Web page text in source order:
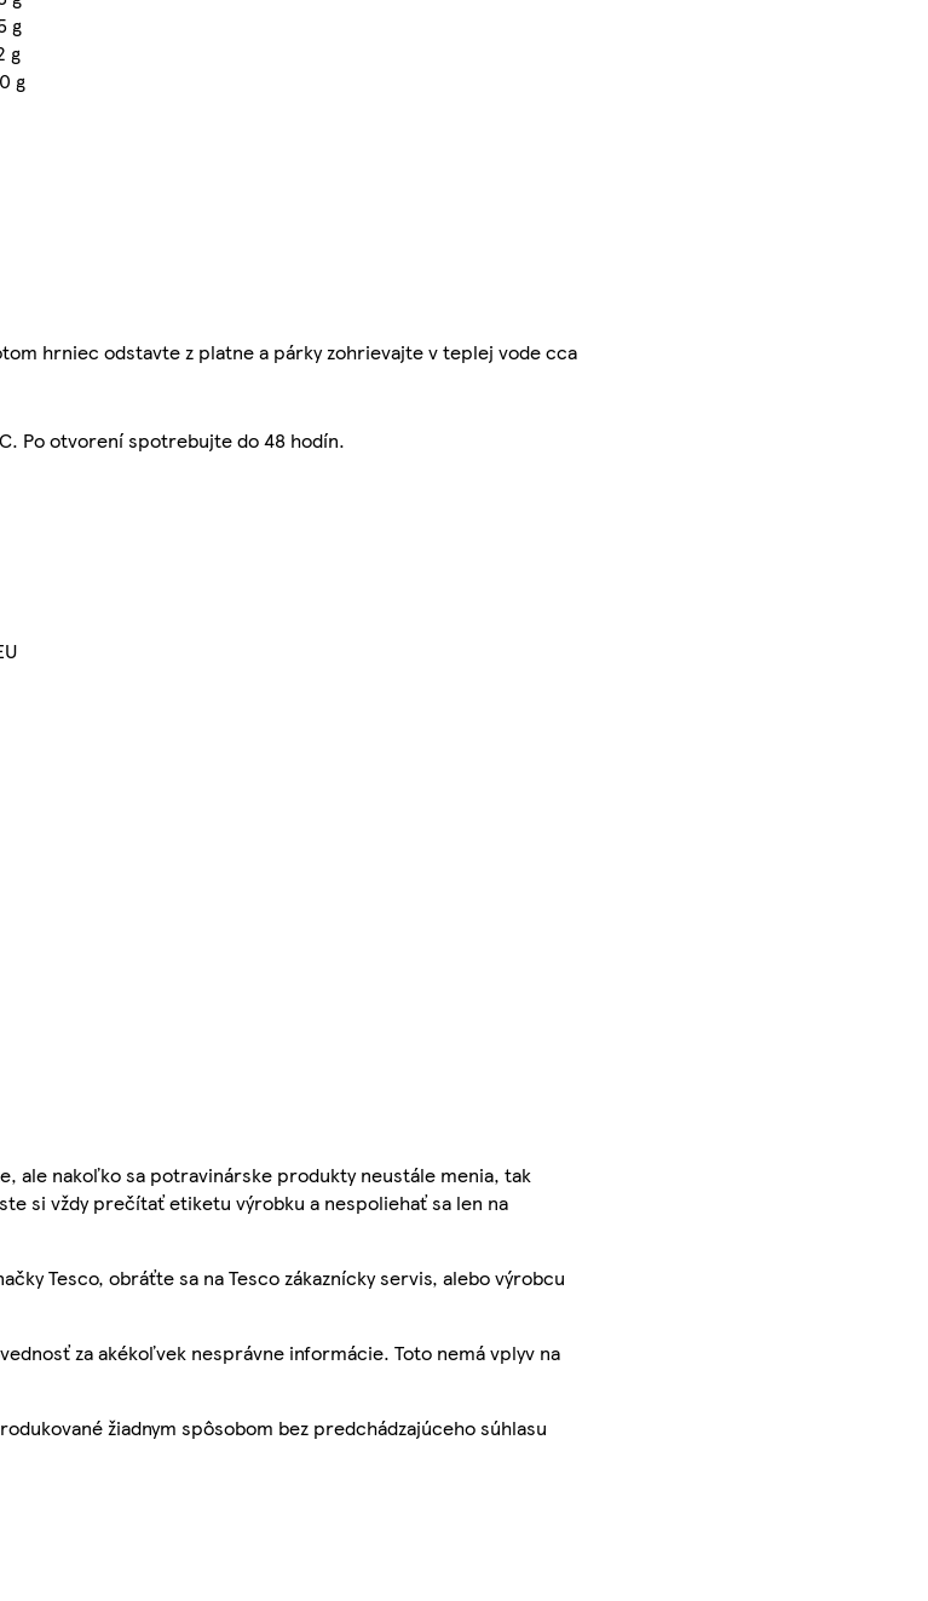
g
g
g
hrniec odstavte z platne a párky zohrievajte v teplej vode cca
Po otvorení spotrebujte do 48 hodín.
ale nakoľko sa potravinárske produkty neustále menia, tak
si vždy prečítať etiketu výrobku a nespoliehať sa len na
Tesco, obráťte sa na Tesco zákaznícky servis, alebo výrobcu
za akékoľvek nesprávne informácie. Toto nemá vplyv na
žiadnym spôsobom bez predchádzajúceho súhlasu